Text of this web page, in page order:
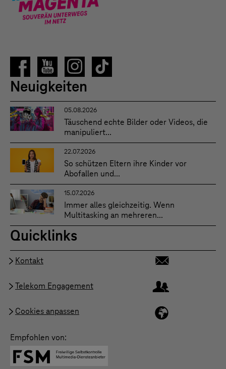
Neuigkeiten
05.08.2026
Täuschend echte Bilder oder Videos, die
manipuliert...
22.07.2026
So schützen Eltern ihre Kinder vor
Abofallen und...
15.07.2026
Immer alles gleichzeitig. Wenn
Multitasking an mehreren...
Quicklinks
Kontakt
Telekom Engagement
Cookies anpassen
Empfohlen von: